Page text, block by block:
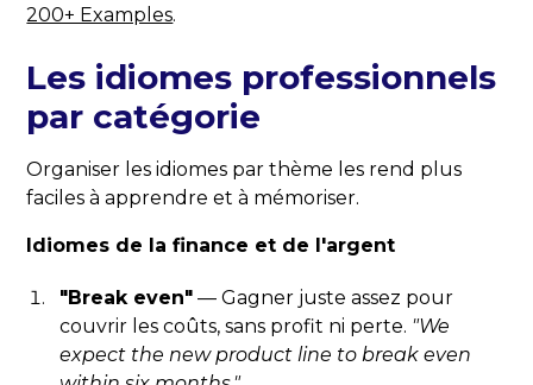
200+ Examples.
Les idiomes professionnels
par catégorie
Organiser les idiomes par thème les rend plus
faciles à apprendre et à mémoriser.
Idiomes de la finance et de l'argent
"Break even" — Gagner juste assez pour
couvrir les coûts, sans profit ni perte. "We
expect the new product line to break even